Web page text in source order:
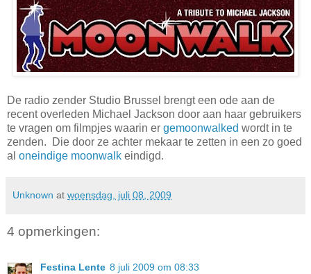
De radio zender Studio Brussel brengt een ode aan de
recent overleden Michael Jackson door aan haar gebruikers
te vragen om filmpjes waarin er gemoonwalked wordt in te
zenden. Die door ze achter mekaar te zetten in een zo goed
al oneindige moonwalk eindigd.
Unknown at woensdag, juli 08, 2009
4 opmerkingen:
Festina Lente 8 juli 2009 om 08:33